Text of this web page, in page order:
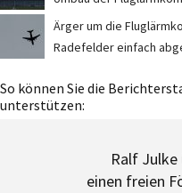
Ärger um die
Radefelder einfach
So können Sie die
unterstützen:
Ralf Julke
einen freien